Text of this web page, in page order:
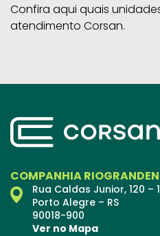
Confira aqui quais
atendimento Corsan.
COMPANHIA
Rua Caldas Junior, 120 –
Porto Alegre – RS
90018-900
Ver no Mapa